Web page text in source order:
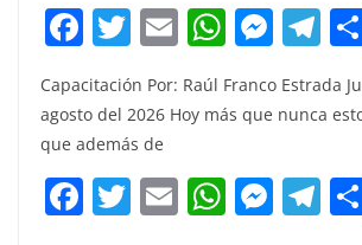
F
a
c
e
b
o
T
itt
er
E
m
ai
W
at
A
p
M
ss
n
g
T
el
e
a
m
Capacitación Por: Raúl Franco Estrada
agosto del 2026 Hoy más que nunca
que además de
F T E W M T